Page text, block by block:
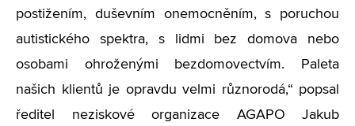
postižením, duševním onemocněním, s poruchou
autistického spektra, s lidmi bez domova nebo
osobami ohroženými bezdomovectvím. Paleta
našich klientů je opravdu velmi různorodá,“ popsal
ředitel neziskové organizace AGAPO Jakub